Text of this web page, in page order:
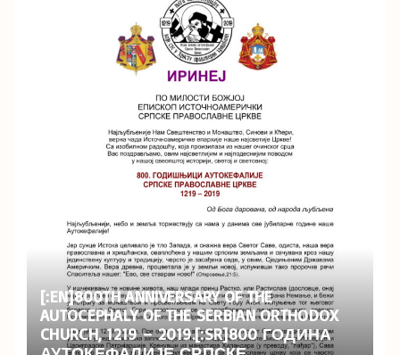
[:EN]800TH ANNIVERSARY OF THE
AUTOCEPHALY OF THE SERBIAN ORTHODOX
CHURCH, 1219 – 2019.[:SR]800 ГОДИНА